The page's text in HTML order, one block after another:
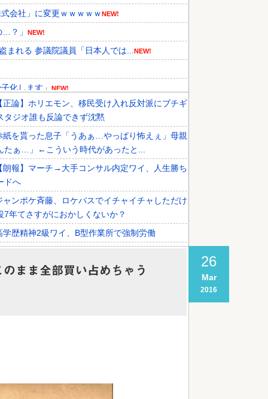
会社」に変更ｗｗｗｗｗNEW!
？」 NEW!
まれる 参議院議員「日本人では... NEW!
化します」 NEW!
メディアが『時効の壁を越えてIO...NEW!
オリンピック予選の記録削除を要...
外国人審判接待を報道！」→「信頼...
【正論】ホリエモン、移民受け入れ反対派にブチギ
タジオ誰も反論できず沈黙
紙を貰った息子「うあぁ…やっぱり怖えぇ」母親
たぁ…」←こういう時代があったと...
【朗報】マーチ→大手コンサル内定ワイ、人生勝ち
ドへ
ャンポケ斉藤、ロケバスでイチャイチャしただけ
7年てさすがにおかしくないか？
学歴精神2級ワイ、B型作業所で強制労働
26
Mar
2016
まま全部買い占めちゃう